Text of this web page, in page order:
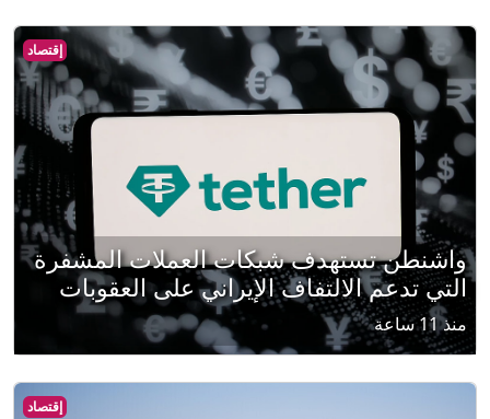
إقتصاد
واشنطن تستهدف شبكات العملات المشفرة
التي تدعم الالتفاف الإيراني على العقوبات
منذ 11 ساعة
إقتصاد